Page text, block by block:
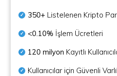
350+ Listelenen Kripto
<0.10% İşlem Ücretleri
120 milyon Kayıtlı
Kullanıcılar için Güvenli